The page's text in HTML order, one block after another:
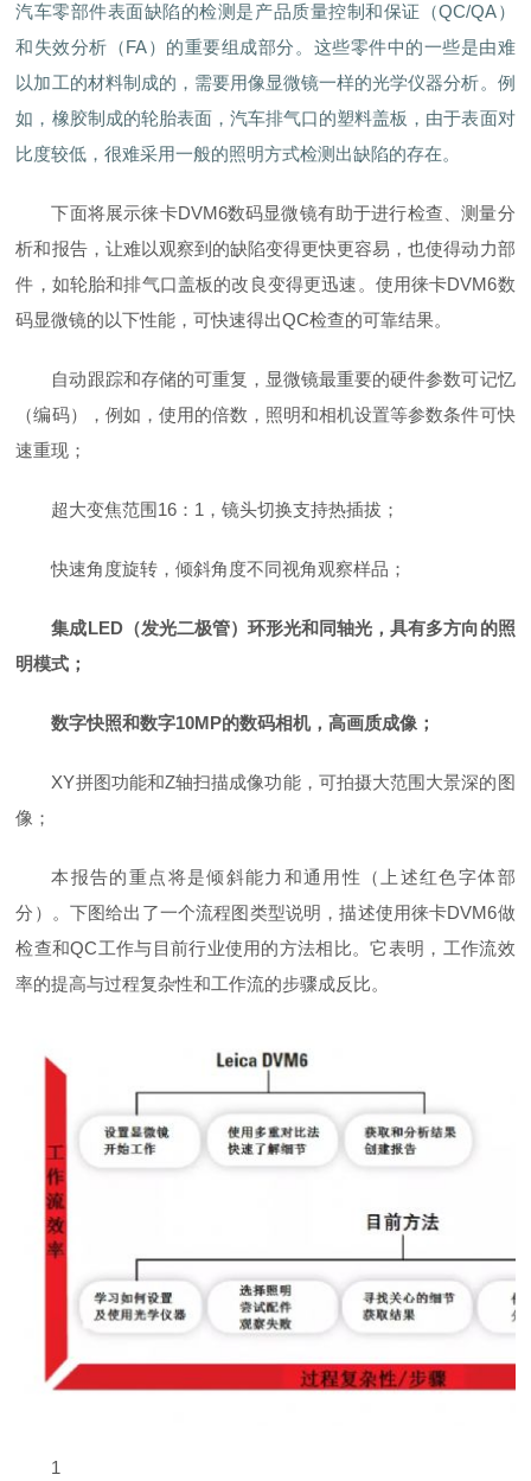
汽车零部件表面缺陷的检测是产品质量控制和保证（QC/QA）
和失效分析（FA）的重要组成部分。这些零件中的一些是由难
以加工的材料制成的，需要用像显微镜一样的光学仪器分析。例
如，橡胶制成的轮胎表面，汽车排气口的塑料盖板，由于表面对
比度较低，很难采用一般的照明方式检测出缺陷的存在。
下面将展示徕卡DVM6数码显微镜有助于进行检查、测量分
析和报告，让难以观察到的缺陷变得更快更容易，也使得动力部
件，如轮胎和排气口盖板的改良变得更迅速。使用徕卡DVM6数
码显微镜的以下性能，可快速得出QC检查的可靠结果。
自动跟踪和存储的可重复，显微镜最重要的硬件参数可记忆
（编码），例如，使用的倍数，照明和相机设置等参数条件可快
速重现；
超大变焦范围16：1，镜头切换支持热插拔；
快速角度旋转，倾斜角度不同视角观察样品；
集成LED（发光二极管）环形光和同轴光，具有多方向的照
明模式；
数字快照和数字10MP的数码相机，高画质成像；
XY拼图功能和Z轴扫描成像功能，可拍摄大范围大景深的图
像；
本报告的重点将是倾斜能力和通用性（上述红色字体部
分）。下图给出了一个流程图类型说明，描述使用徕卡DVM6做
检查和QC工作与目前行业使用的方法相比。它表明，工作流效
率的提高与过程复杂性和工作流的步骤成反比。
1